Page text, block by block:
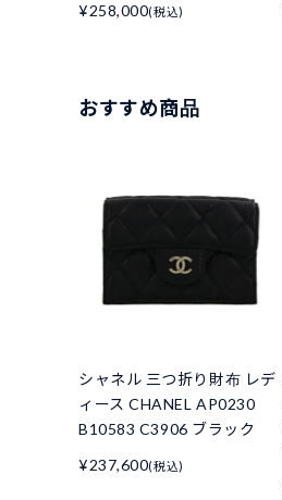
¥258,000(税込)
おすすめ商品
シャネル 三つ折り財布 レデ
ィース CHANEL AP0230
B10583 C3906 ブラック
¥237,600(税込)